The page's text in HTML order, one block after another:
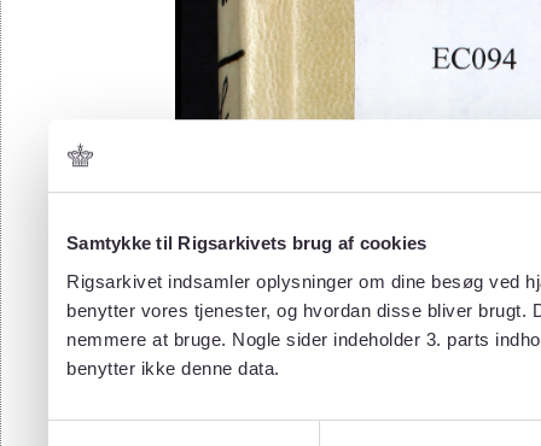
Samtykke til Rigsarkivets brug af cookies
Rigsarkivet indsamler oplysninger om dine besøg ved
benytter vores tjenester, og hvordan disse bliver
nemmere at bruge. Nogle sider indeholder 3. parts
benytter ikke denne data.